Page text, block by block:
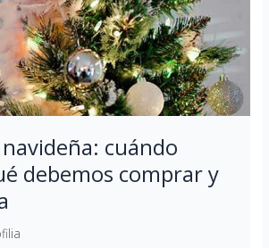
cuándo
debemos comprar y